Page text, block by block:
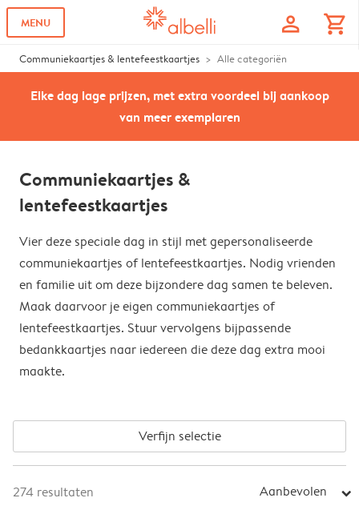
MENU profile shopping_cart
Communiekaartjes & lentefeestkaartjes Alle categoriën
Elke dag lage prijzen, met extra voordeel bij aankoop
van meer exemplaren
Communiekaartjes &
lentefeestkaartjes
Vier deze speciale dag in stijl met gepersonaliseerde
communiekaartjes of lentefeestkaartjes. Nodig vrienden
en familie uit om deze bijzondere dag samen te beleven.
Maak daarvoor je eigen communiekaartjes of
lentefeestkaartjes. Stuur vervolgens bijpassende
bedankkaartjes naar iedereen die deze dag extra mooi
maakte.
Verfijn selectie
274 resultaten Aanbevolen arrow_right